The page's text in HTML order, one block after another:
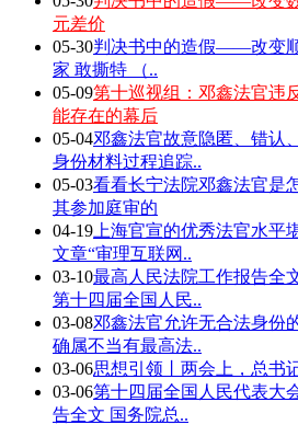
元差价
05-30判决书中的造假——改变
家 敢撕特 （..
05-09第十巡视组：邓鑫法官违
能存在的幕后
05-04邓鑫法官故意隐匿、错认
身份材料过程追踪..
05-03看看长宁法院邓鑫法官是
其参加庭审的
04-19 上海官宣的优秀法官水
文章“审理互联网..
03-10最高人民法院工作报告全
第十四届全国人民..
03-08邓鑫法官允许无合法身份
确属不当有最高法..
03-06思想引领丨两会上，总书
03-06第十四届全国人民代表大
告全文 国务院总..